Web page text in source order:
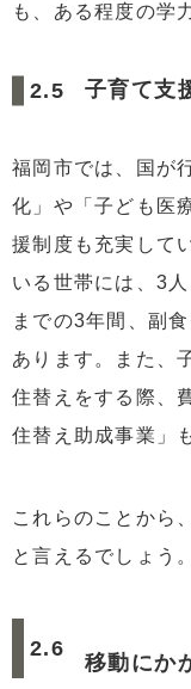
も、ある程度の学
子育て支
福岡市では、国が
化」や「子ども医
援制度も充実して
いる世帯には、3
までの3年間、副
あります。また、
住替えをする際、
住替え助成事業」
これらのことから
と言えるでしょう。
移動にか